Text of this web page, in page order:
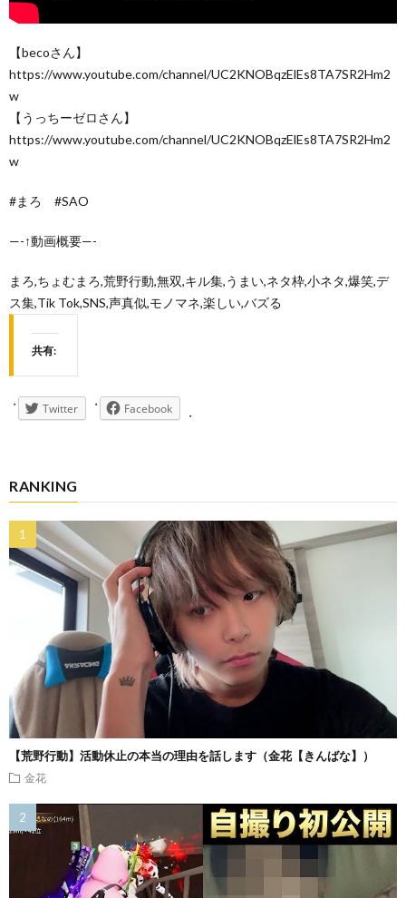
【becoさん】
https://www.youtube.com/channel/UC2KNOBqzElEs8TA7SR2Hm2
w
【うっちーゼロさん】
https://www.youtube.com/channel/UC2KNOBqzElEs8TA7SR2Hm2
w
#まろ #SAO
—-↑動画概要—-
まろ,ちょむまろ,荒野行動,無双,キル集,うまい,ネタ枠,小ネタ,爆笑,デ
ス集,Tik Tok,SNS,声真似,モノマネ,楽しい,バズる
共有:
Twitter Facebook
RANKING
【荒野行動】活動休止の本当の理由を話します（金花【きんばな】）
金花